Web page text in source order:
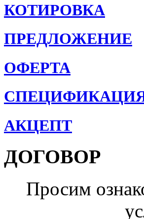
КОТИРОВКА
ПРЕДЛОЖЕНИЕ
ОФЕРТА
АКЦЕПТ
ДОГОВОР
Просим